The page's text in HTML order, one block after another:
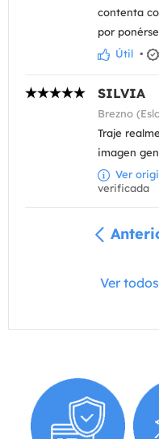
contenta
por
Útil •
SILVIA
Brezno
Traje
imagen
Ver
verificada
Ver